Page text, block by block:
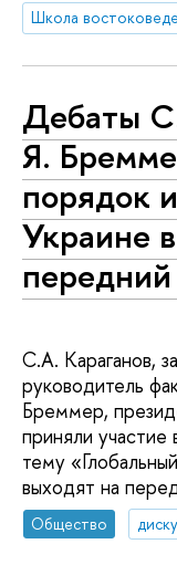
Школа
Дебаты
Я.
порядок
Украине
С.А. Караганов,
руководитель
Бреммер,
приняли
тему
выходят на
Общество